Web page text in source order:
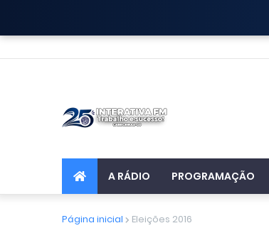
A RÁDIO PROGRAMAÇÃO
Página inicial Eleições 2016